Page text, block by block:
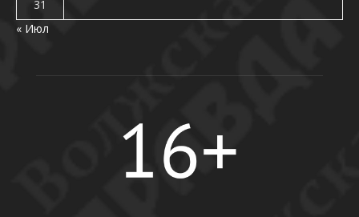
31
« Июл